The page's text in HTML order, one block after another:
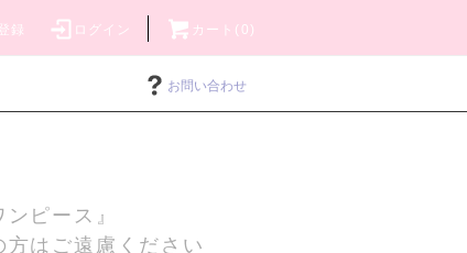
録 ログイン カート(0)
お問い合わせ
ピース』
はご遠慮ください